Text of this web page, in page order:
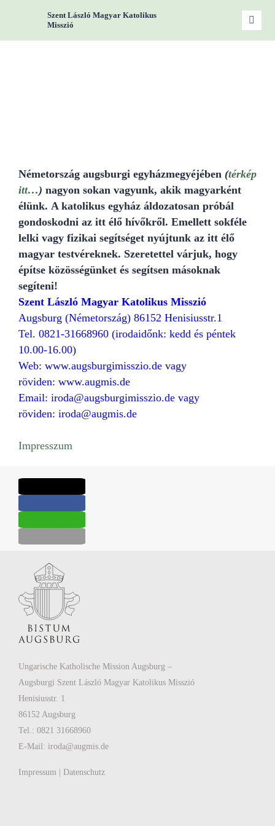
springen
Szent László Magyar Katolikus
Misszió
Toggle
Németország augsburgi egyházmegyéjében (térkép
itt…) nagyon sokan vagyunk, akik magyarként
élünk. A katolikus egyház áldozatosan próbál
gondoskodni az itt élő hívőkről. Emellett sokféle
lelki vagy fizikai segítséget nyújtunk az itt élő
magyar testvéreknek. Szeretettel várjuk, hogy
építse közösségünket és segítsen másoknak
segíteni!
Szent László Magyar Katolikus Misszió
Augsburg (Németország) 86152 Henisiusstr.1
Tel. 0821-31668960 (irodaidőnk: kedd és péntek
10.00-16.00)
Web: www.augsburgimisszio.de vagy
röviden: www.augmis.de
Email: iroda@augsburgimisszio.de vagy
röviden: iroda@augmis.de
Impresszum
Ungarische Katholische Mission Augsburg –
Augsburgi Szent László Magyar Katolikus Misszió
Henisiusstr. 1
86152 Augsburg
Tel.: 0821 31668960
E-Mail: iroda@augmis.de
Impressum Datenschutz